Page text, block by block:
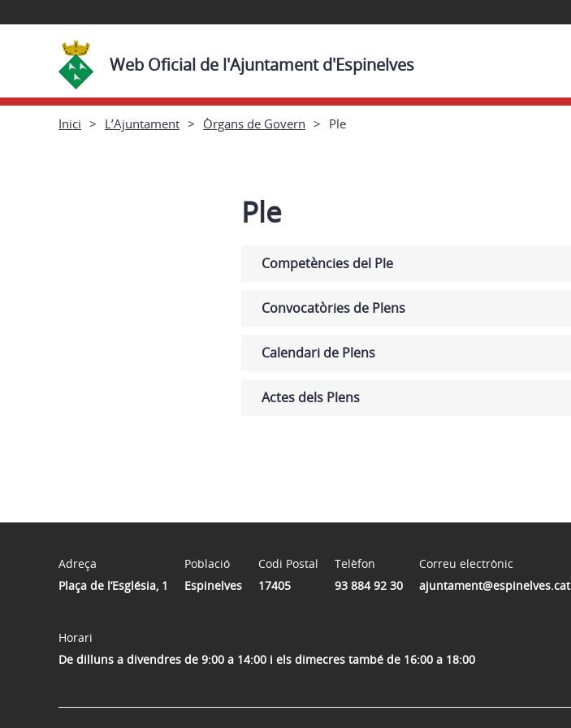
Web Oficial de l'Ajuntament d'Espinelves
Inici L’Ajuntament Òrgans de Govern Ple
Ple
Competències del Ple
Convocatòries de Plens
Calendari de Plens
Actes dels Plens
Adreça
Plaça de l’Església, 1
Població
Espinelves
Codi Postal
17405
Telèfon
93 884 92 30
Correu electrònic
ajuntament@espinelves.cat
Horari
De dilluns a divendres de 9:00 a 14:00 i els dimecres també de 16:00 a 18:00